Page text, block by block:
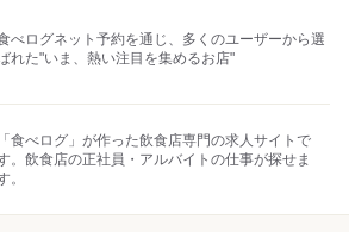
べログネット予約を通じ、多くのユーザーから選
れた"いま、熱い注目を集めるお店"
「食べログ」が作った飲食店専門の求人サイトで
。飲食店の正社員・アルバイトの仕事が探せま
。